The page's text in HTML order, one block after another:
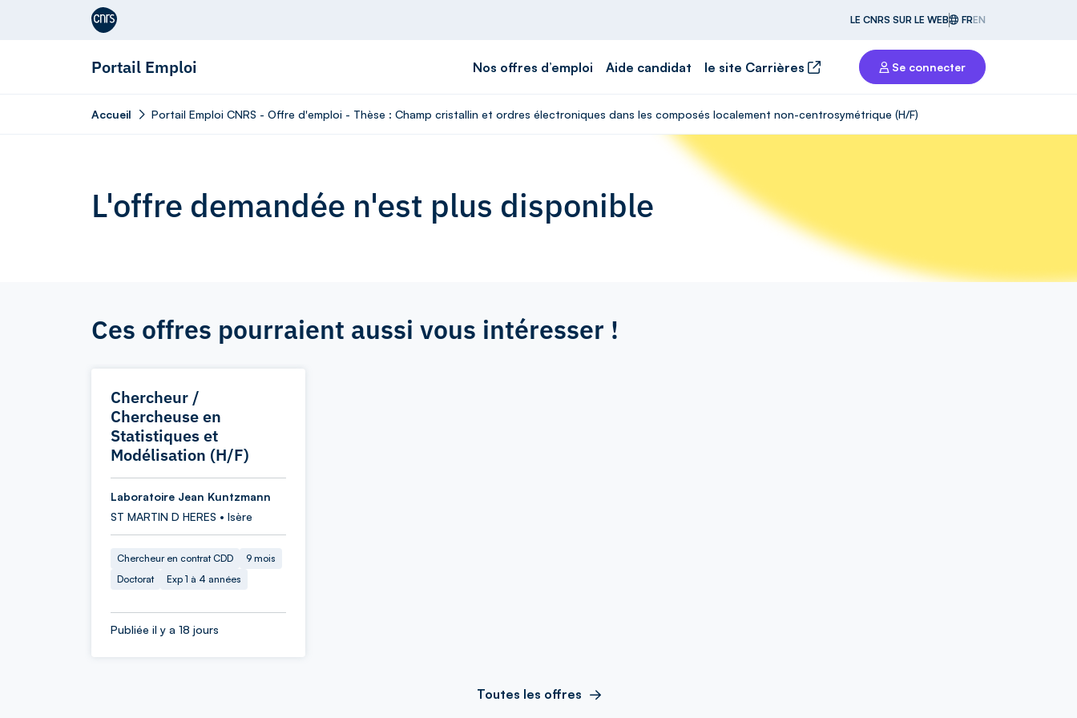
Aller au contenu
LE CNRS SUR LE WEB FREN
Portail Emploi Nos offres d’emploi Aide candidat le site Carrières Se connecter
Accueil Portail Emploi CNRS - Offre d'emploi - Thèse : Champ cristallin et ordres électroniques dans les composés localement non-centrosymétrique (H/F)
L'offre demandée n'est plus disponible
Ces offres pourraient aussi vous intéresser !
Chercheur /
Chercheuse en
Statistiques et
Modélisation (H/F)
Laboratoire Jean Kuntzmann
ST MARTIN D HERES • Isère
Chercheur en contrat CDD
9 mois
Doctorat
Exp 1 à 4 années
Publiée il y a 18 jours
Toutes les offres